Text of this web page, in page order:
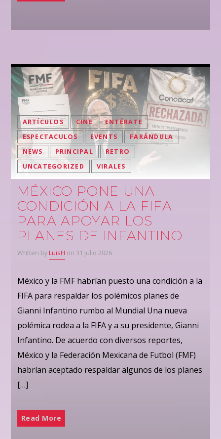
ARTÍCULOS CINE
ENTÉRATE
ESPECTACULOS
EVENTS
FARÁNDULA
NEWS
PRINCIPAL
RETRO
UNCATEGORIZED
VIRALES
MÉXICO PONE UNA
CONDICIÓN A LA FIFA
PARA APOYAR LOS
PLANES DE INFANTINO
Written by LuisH on 31 julio 2026
México y la FMF habrían puesto una condición a la
FIFA para respaldar los polémicos planes de
Gianni Infantino rumbo al Mundial Una nueva
polémica rodea a la FIFA y a su presidente, Gianni
Infantino. De acuerdo con diversos reportes,
México y la Federación Mexicana de Futbol (FMF)
habrían aceptado respaldar algunos de los planes
[…]
Read More